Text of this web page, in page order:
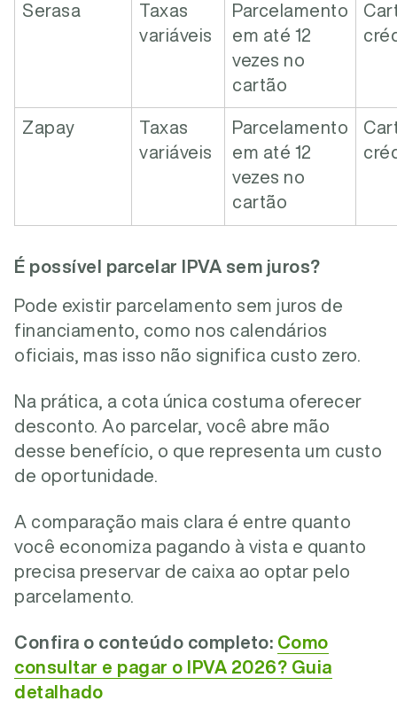
Serasa
Taxas
variáveis
Parcelamento
em até 12
vezes no
cartão
Zapay
Taxas
variáveis
Parcelamento
em até 12
vezes no
cartão
É possível parcelar IPVA sem juros?
Pode existir parcelamento sem juros de
financiamento, como nos calendários
oficiais, mas isso não significa custo zero.
Na prática, a cota única costuma oferecer
desconto. Ao parcelar, você abre mão
desse benefício, o que representa um custo
de oportunidade.
A comparação mais clara é entre quanto
você economiza pagando à vista e quanto
precisa preservar de caixa ao optar pelo
parcelamento.
Confira o conteúdo completo: Como
consultar e pagar o IPVA 2026? Guia
detalhado